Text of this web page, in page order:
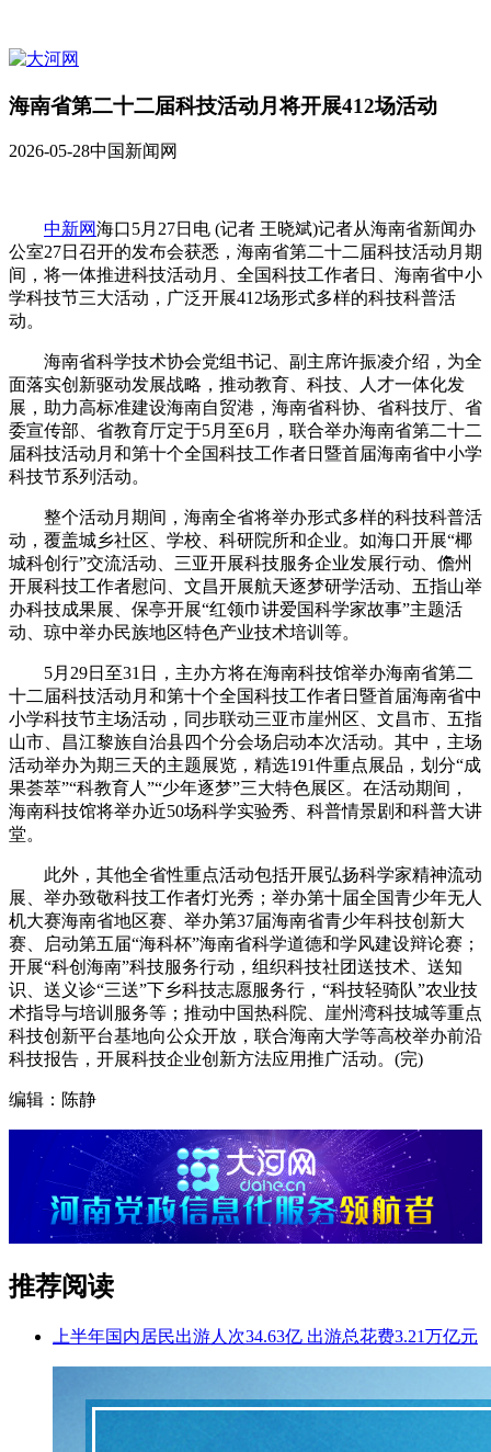
海南省第二十二届科技活动月将开展412场活动
2026-05-28中国新闻网
中新网海口5月27日电 (记者 王晓斌)记者从海南省新闻办
公室27日召开的发布会获悉，海南省第二十二届科技活动月期
间，将一体推进科技活动月、全国科技工作者日、海南省中小
学科技节三大活动，广泛开展412场形式多样的科技科普活
动。
海南省科学技术协会党组书记、副主席许振凌介绍，为全
面落实创新驱动发展战略，推动教育、科技、人才一体化发
展，助力高标准建设海南自贸港，海南省科协、省科技厅、省
委宣传部、省教育厅定于5月至6月，联合举办海南省第二十二
届科技活动月和第十个全国科技工作者日暨首届海南省中小学
科技节系列活动。
整个活动月期间，海南全省将举办形式多样的科技科普活
动，覆盖城乡社区、学校、科研院所和企业。如海口开展“椰
城科创行”交流活动、三亚开展科技服务企业发展行动、儋州
开展科技工作者慰问、文昌开展航天逐梦研学活动、五指山举
办科技成果展、保亭开展“红领巾讲爱国科学家故事”主题活
动、琼中举办民族地区特色产业技术培训等。
5月29日至31日，主办方将在海南科技馆举办海南省第二
十二届科技活动月和第十个全国科技工作者日暨首届海南省中
小学科技节主场活动，同步联动三亚市崖州区、文昌市、五指
山市、昌江黎族自治县四个分会场启动本次活动。其中，主场
活动举办为期三天的主题展览，精选191件重点展品，划分“成
果荟萃”“科教育人”“少年逐梦”三大特色展区。在活动期间，
海南科技馆将举办近50场科学实验秀、科普情景剧和科普大讲
堂。
此外，其他全省性重点活动包括开展弘扬科学家精神流动
展、举办致敬科技工作者灯光秀；举办第十届全国青少年无人
机大赛海南省地区赛、举办第37届海南省青少年科技创新大
赛、启动第五届“海科杯”海南省科学道德和学风建设辩论赛；
开展“科创海南”科技服务行动，组织科技社团送技术、送知
识、送义诊“三送”下乡科技志愿服务行，“科技轻骑队”农业技
术指导与培训服务等；推动中国热科院、崖州湾科技城等重点
科技创新平台基地向公众开放，联合海南大学等高校举办前沿
科技报告，开展科技企业创新方法应用推广活动。(完)
编辑：陈静
推荐阅读
上半年国内居民出游人次34.63亿 出游总花费3.21万亿元